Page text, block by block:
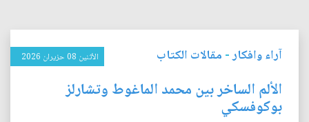
آراء وافكار- مقالات الكتاب الأثنين 08 حزيران 2026
الألم الساخر بين محمد الماغوط وتشارلز
بوكوفسكي